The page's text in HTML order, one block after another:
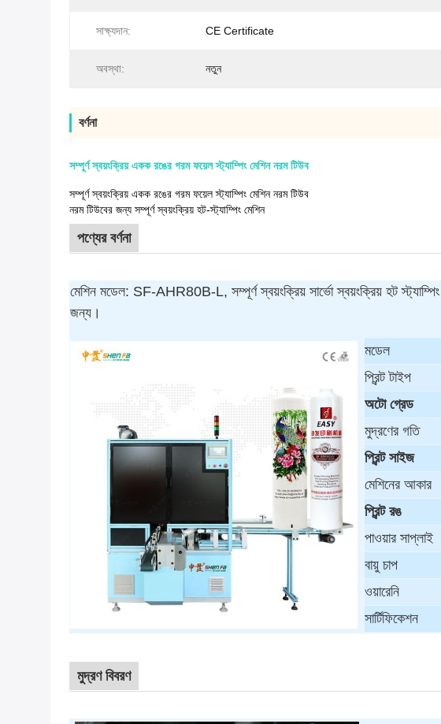
সাক্ষ্যদান: CE Certificate
অবস্থা: নতুন
বর্ণনা
সম্পূর্ণ স্বয়ংক্রিয় একক রঙের গরম ফয়েল স্ট্যাম্পিং মেশিন নরম টিউব
সম্পূর্ণ স্বয়ংক্রিয় একক রঙের গরম ফয়েল স্ট্যাম্পিং মেশিন নরম টিউব
নরম টিউবের জন্য সম্পূর্ণ স্বয়ংক্রিয় হট-স্ট্যাম্পিং মেশিন
পণ্যের বর্ণনা
মেশিন মডেল: SF-AHR80B-L, সম্পূর্ণ স্বয়ংক্রিয় সার্ভো স্বয়ংক্রিয় হট স্ট্যাম্পিং
জন্য।
মডেল
প্রিন্ট টাইপ
অটো গ্রেড
মুদ্রণের গতি
প্রিন্ট সাইজ
মেশিনের আকার
প্রিন্ট রঙ
পাওয়ার সাপ্লাই
বায়ু চাপ
ওয়ারেনি
সার্টিফিকেশন
মুদ্রণ বিবরণ